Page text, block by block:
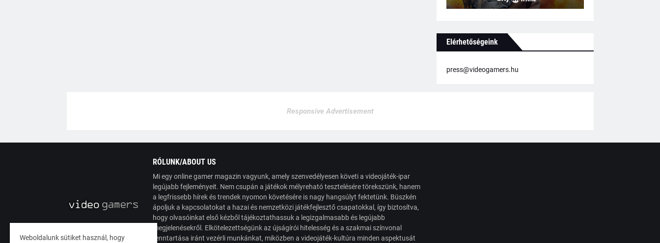
Elérhetőségeink
press@videogamers.hu
Responsive Advertisement
RÓLUNK/ABOUT US
Mi egy online gamer magazin vagyunk, amely szenvedélyesen követi a videojáték-ipar
legújabb fejleményeit. Nem csupán a játékok mélyreható tesztelésére törekszünk, hanem
a legfrissebb hírek és trendek nyomon követésére is nagy hangsúlyt fektetünk. Büszkén
ápoljuk a kapcsolatokat a hazai és nemzetközi játékfejlesztő csapatokkal, így biztosítva,
hogy olvasóinkat első kézből tájékoztathassuk a legizgalmasabb és legújabb
megjelenésekről. Elkötelezettségünk az újságírói hitelesség és a szakmai színvonal
fenntartása iránt vezérli munkánkat, miközben a videojáték-kultúra minden aspektusát
Weboldalunk sütiket használ, hogy